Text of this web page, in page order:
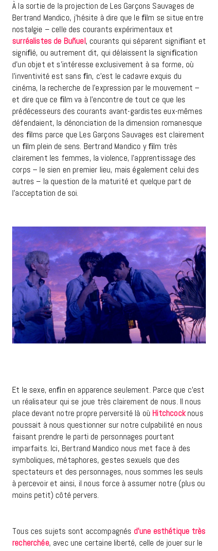
À la sortie de la projection de Les Garçons Sauvages de
Bertrand Mandico, j’hésite à dire que le ﬁlm se situe entre
nostalgie – celle des courants expérimentaux et
surréalistes de Buñuel, courants qui séparent signiﬁant et
signiﬁé, ou autrement dit, qui délaissent la signiﬁcation
d’un objet et s’intéresse exclusivement à sa forme, où
l’inventivité est sans ﬁn, c’est le cadavre exquis du
cinéma, la recherche de l’expression par le mouvement –
et dire que ce ﬁlm va à l’encontre de tout ce que les
prédécesseurs des courants avant-gardistes eux-mêmes
défendaient, la dénonciation de la dimension romanesque
des ﬁlms parce que Les Garçons Sauvages est clairement
un ﬁlm plein de sens. Bertrand Mandico y ﬁlm très
clairement les femmes, la violence, l’apprentissage des
corps – le sien en premier lieu, mais également celui des
autres – la question de la maturité et quelque part de
l’acceptation de soi.
Et le sexe, enﬁn en apparence seulement. Parce que c’est
un réalisateur qui se joue très clairement de nous. Il nous
place devant notre propre perversité là où Hitchcocknous
poussait à nous questionner sur notre culpabilité en nous
faisant prendre le parti de personnages pourtant
imparfaits. Ici, Bertrand Mandico nous met face à des
symboliques, métaphores, gestes sexuels que des
spectateurs et des personnages, nous sommes les seuls
à percevoir et ainsi, il nous force à assumer notre (plus ou
moins petit) côté pervers.
Tous ces sujets sont accompagnés d’une esthétique très
recherchée, avec une certaine liberté, celle de jouer sur le